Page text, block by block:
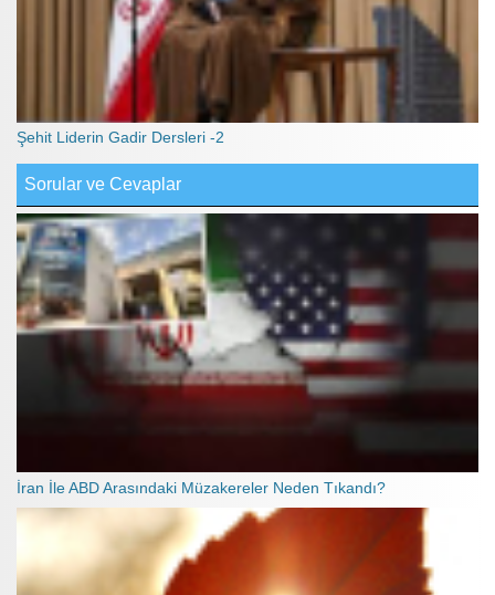
Şehit Liderin Gadir Dersleri -2
Sorular ve Cevaplar
İran İle ABD Arasındaki Müzakereler Neden Tıkandı?